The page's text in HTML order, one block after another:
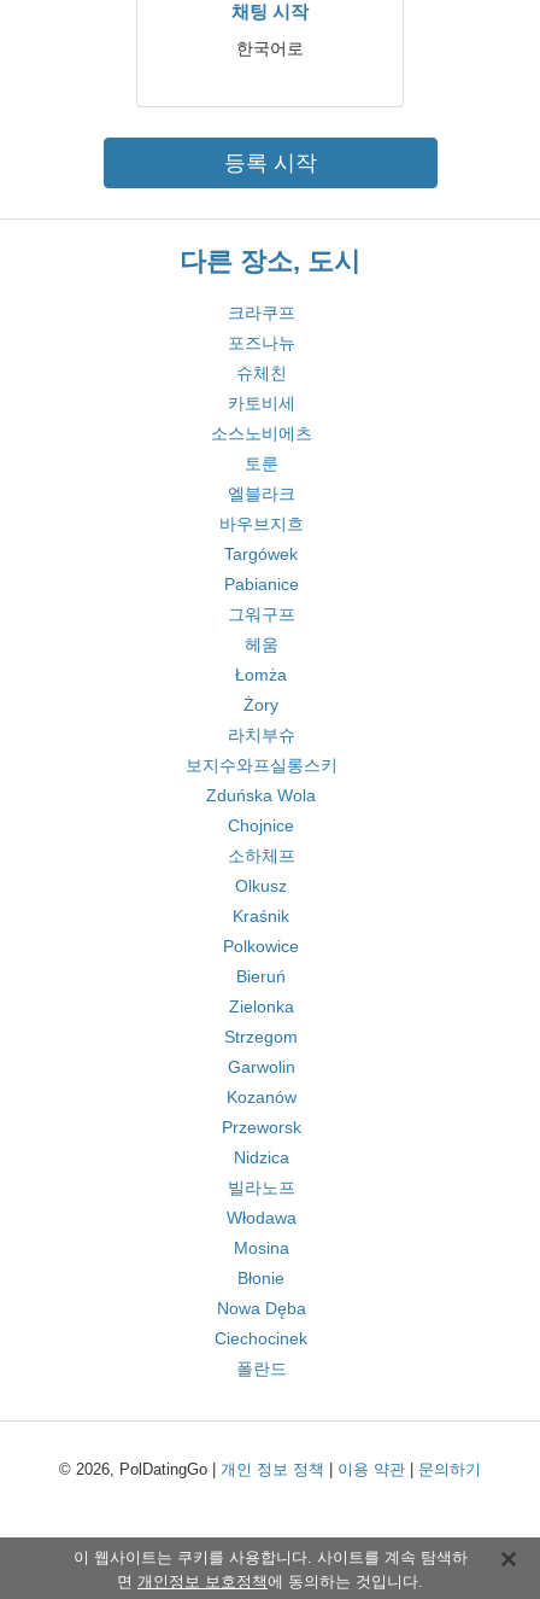
채팅 시작
한국어로
등록 시작
다른 장소, 도시
크라쿠프
포즈나뉴
슈체친
카토비세
소스노비에츠
토룬
엘블라크
바우브지흐
Targówek
Pabianice
그워구프
헤움
Łomża
Żory
라치부슈
보지수와프실롱스키
Zduńska Wola
Chojnice
소하체프
Olkusz
Kraśnik
Polkowice
Bieruń
Zielonka
Strzegom
Garwolin
Kozanów
Przeworsk
Nidzica
빌라노프
Włodawa
Mosina
Błonie
Nowa Dęba
Ciechocinek
폴란드
© 2026, PolDatingGo | 개인 정보 정책 이용 약관 문의하기
이 웹사이트는 쿠키를 사용합니다. 사이트를 계속 탐색하
면 개인정보 보호정책에 동의하는 것입니다.